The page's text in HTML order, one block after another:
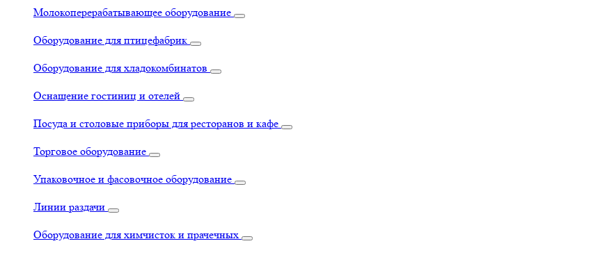
Молокоперерабатывающее оборудование
Оборудование для птицефабрик
Оборудование для хладокомбинатов
Оснащение гостиниц и отелей
Посуда и столовые приборы для ресторанов и кафе
Торговое оборудование
Упаковочное и фасовочное оборудование
Линии раздачи
Оборудование для химчисток и прачечных